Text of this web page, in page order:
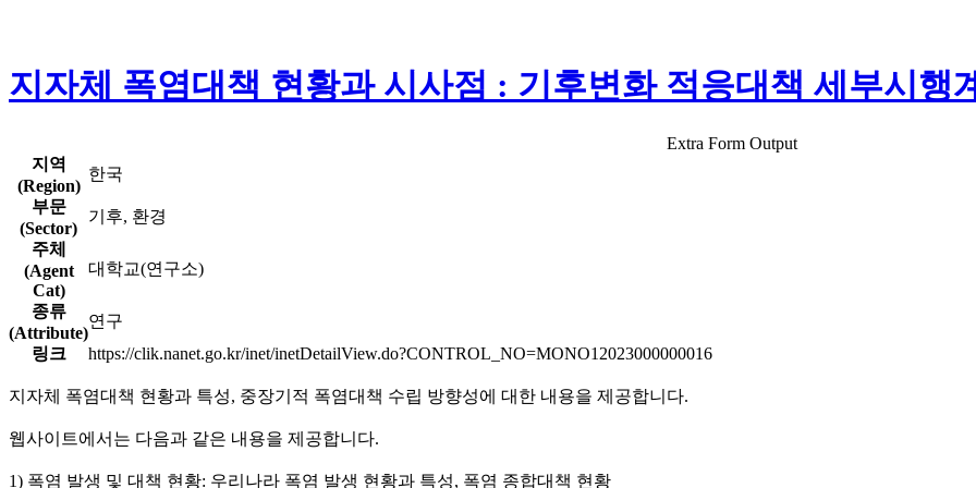
지자체 폭염대책 현황과 시사점 : 기후변화 적응대책 세부시행
Extra Form Output
지역
(Region)
한국
부문
(Sector)
기후, 환경
주체
(Agent
Cat)
대학교(연구소)
종류
(Attribute)
연구
링크
https://clik.nanet.go.kr/inet/inetDetailView.do?CONTROL_NO=MONO12023000000016
지자체 폭염대책 현황과 특성, 중장기적 폭염대책 수립 방향성에 대한 내용을 제공합니다.
웹사이트에서는 다음과 같은 내용을 제공합니다.
1) 폭염 발생 및 대책 현황: 우리나라 폭염 발생 현황과 특성, 폭염 종합대책 현황